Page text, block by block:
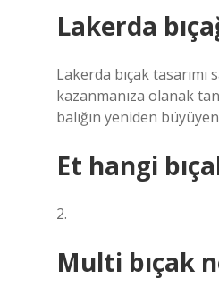
Lakerda
Lakerda bıçak
kazanmanıza olanak
balığın yeniden
Et hangi
2.
Multi bıçak